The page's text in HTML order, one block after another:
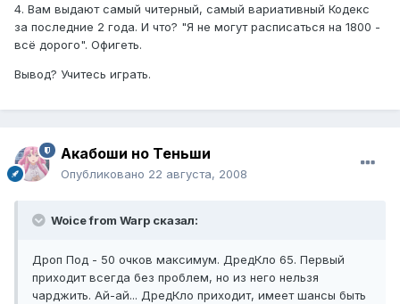
4. Вам выдают самый читерный, самый вариативный Кодекс
за последние 2 года. И что? "Я не могут расписаться на 1800 -
всё дорого". Офигеть.
Вывод? Учитесь играть.
Акабоши но Теньши
Опубликовано 22 августа, 2008
Woice from Warp сказал:
Дроп Под - 50 очков максимум. ДредКло 65. Первый
приходит всегда без проблем, но из него нельзя
чарджить. Ай-ай... ДредКло приходит, имеет шансы быть